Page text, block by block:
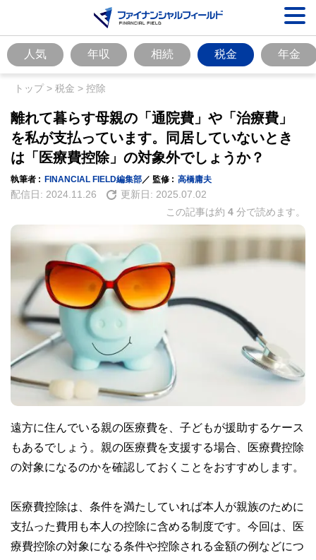
人気 年収 相続 税金 年金
トップ> 税金 > 控除
離れて暮らす母親の「通院費」や「治療費」
を私が支払っています。同居していないとき
は「医療費控除」の対象外でしょうか？
執筆者 : FINANCIAL FIELD編集部 ／ 監修 : 高橋庸夫
配信日: 2024.11.26 更新日: 2025.07.02
この記事は約 4 分で読めます。
遠方に住んでいる親の医療費を、子どもが援助するケース
もあるでしょう。親の医療費を支援する場合、医療費控除
の対象になるのかを確認しておくことをおすすめします。
医療費控除は、条件を満たしていれば本人が親族のために
支払った費用も本人の控除に含める制度です。今回は、医
療費控除の対象になる条件や控除される金額の例などにつ